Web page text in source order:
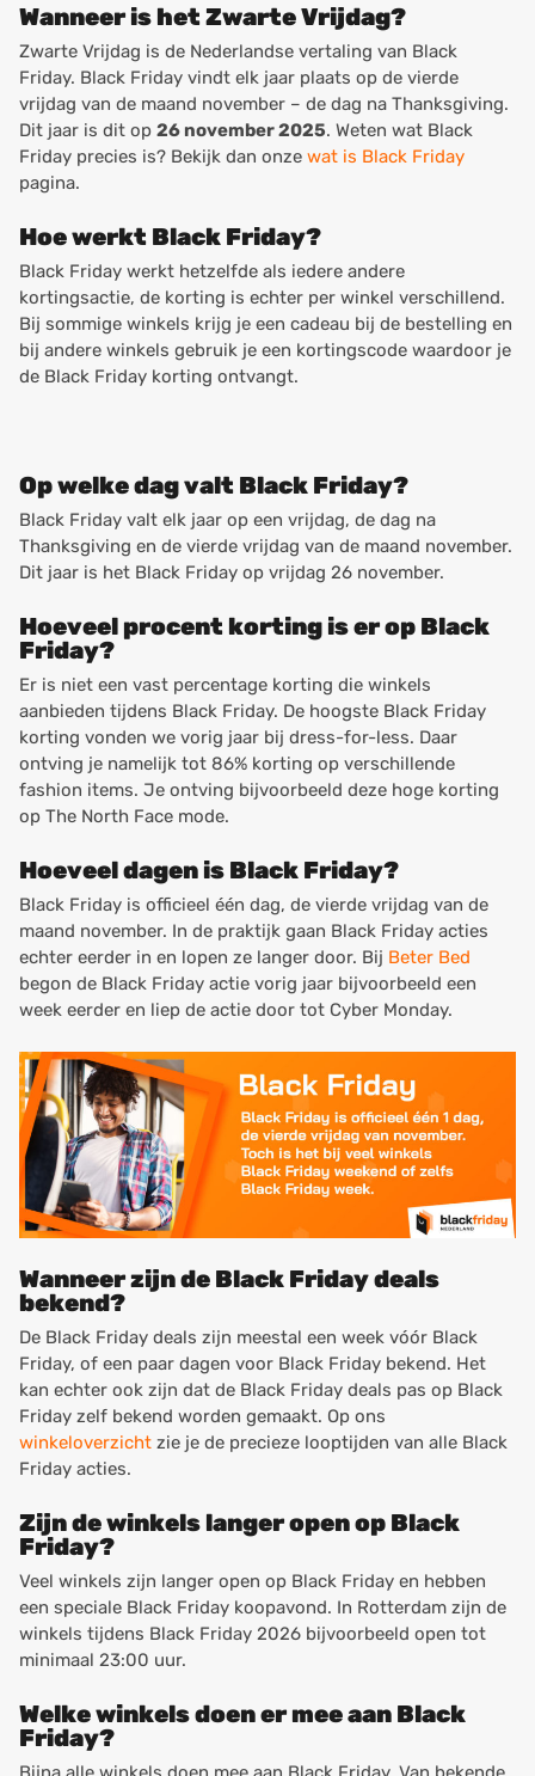
Wanneer is het Zwarte Vrijdag?
Zwarte Vrijdag is de Nederlandse vertaling van Black
Friday. Black Friday vindt elk jaar plaats op de vierde
vrijdag van de maand november – de dag na Thanksgiving.
Dit jaar is dit op 26 november 2025. Weten wat Black
Friday precies is? Bekijk dan onze wat is Black Friday
pagina.
Hoe werkt Black Friday?
Black Friday werkt hetzelfde als iedere andere
kortingsactie, de korting is echter per winkel verschillend.
Bij sommige winkels krijg je een cadeau bij de bestelling en
bij andere winkels gebruik je een kortingscode waardoor je
de Black Friday korting ontvangt.
Op welke dag valt Black Friday?
Black Friday valt elk jaar op een vrijdag, de dag na
Thanksgiving en de vierde vrijdag van de maand november.
Dit jaar is het Black Friday op vrijdag 26 november.
Hoeveel procent korting is er op Black
Friday?
Er is niet een vast percentage korting die winkels
aanbieden tijdens Black Friday. De hoogste Black Friday
korting vonden we vorig jaar bij dress-for-less. Daar
ontving je namelijk tot 86% korting op verschillende
fashion items. Je ontving bijvoorbeeld deze hoge korting
op The North Face mode.
Hoeveel dagen is Black Friday?
Black Friday is officieel één dag, de vierde vrijdag van de
maand november. In de praktijk gaan Black Friday acties
echter eerder in en lopen ze langer door. Bij Beter Bed
begon de Black Friday actie vorig jaar bijvoorbeeld een
week eerder en liep de actie door tot Cyber Monday.
Wanneer zijn de Black Friday deals
bekend?
De Black Friday deals zijn meestal een week vóór Black
Friday, of een paar dagen voor Black Friday bekend. Het
kan echter ook zijn dat de Black Friday deals pas op Black
Friday zelf bekend worden gemaakt. Op ons
winkeloverzicht zie je de precieze looptijden van alle Black
Friday acties.
Zijn de winkels langer open op Black
Friday?
Veel winkels zijn langer open op Black Friday en hebben
een speciale Black Friday koopavond. In Rotterdam zijn de
winkels tijdens Black Friday 2026 bijvoorbeeld open tot
minimaal 23:00 uur.
Welke winkels doen er mee aan Black
Friday?